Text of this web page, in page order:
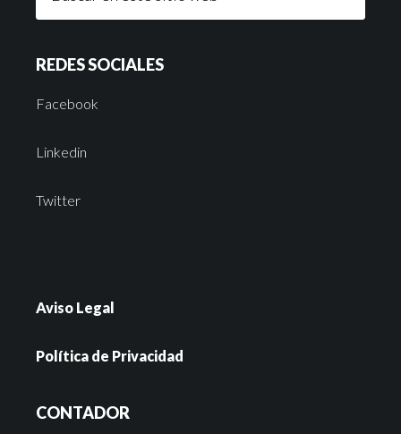
REDES SOCIALES
Facebook
Linkedin
Twitter
Aviso Legal
Política de Privacidad
CONTADOR